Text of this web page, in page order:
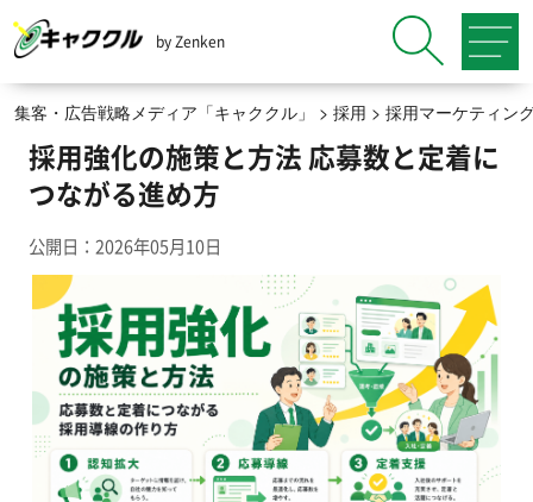
by Zenken
集客・広告戦略メディア「キャククル」 > 採用 > 採用マーケティン
採用強化の施策と方法 応募数と定着に
つながる進め方
公開日：2026年05月10日